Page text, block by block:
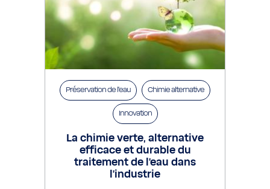
Préservation de l’eau Chimie alternative
Innovation
La chimie verte, alternative
efficace et durable du
traitement de l’eau dans
l’industrie